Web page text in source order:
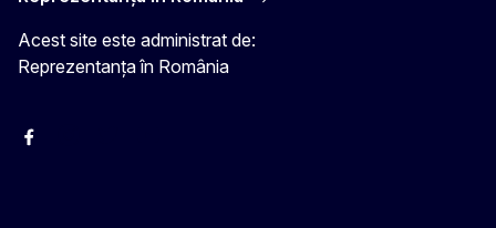
Acest site este administrat de:
Reprezentanța în România
Facebook